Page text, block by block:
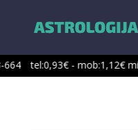
tel:0,93€ - mob:1,12€ min